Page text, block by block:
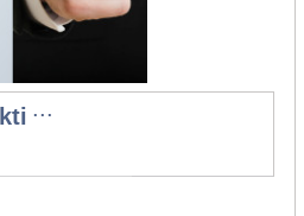
...